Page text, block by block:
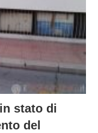
stato di
del